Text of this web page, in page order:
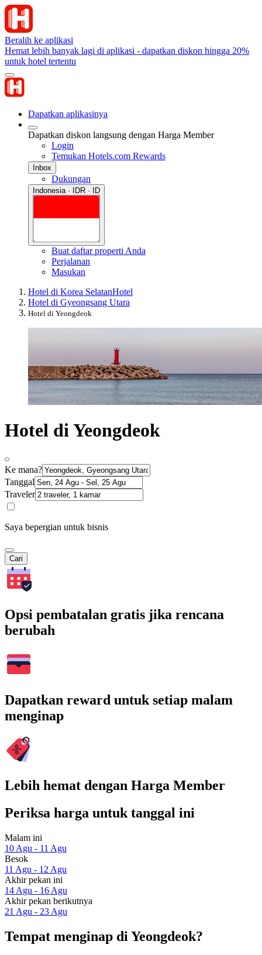
Beralih ke aplikasi
Hemat lebih banyak lagi di aplikasi - dapatkan diskon hingga 20%
untuk hotel tertentu
Dapatkan aplikasinya
Dapatkan diskon langsung dengan Harga Member
Login
Temukan Hotels.com Rewards
Inbox
Dukungan
Indonesia · IDR · ID
Buat daftar properti Anda
Perjalanan
Masukan
Hotel di Korea SelatanHotel
Hotel di Gyeongsang Utara
Hotel di Yeongdeok
Hotel di Yeongdeok
Ke mana?
Tanggal
Traveler
Saya bepergian untuk bisnis
Cari
Opsi pembatalan gratis jika rencana
berubah
Dapatkan reward untuk setiap malam
menginap
Lebih hemat dengan Harga Member
Periksa harga untuk tanggal ini
Malam ini
10 Agu - 11 Agu
Besok
11 Agu - 12 Agu
Akhir pekan ini
14 Agu - 16 Agu
Akhir pekan berikutnya
21 Agu - 23 Agu
Tempat menginap di Yeongdeok?